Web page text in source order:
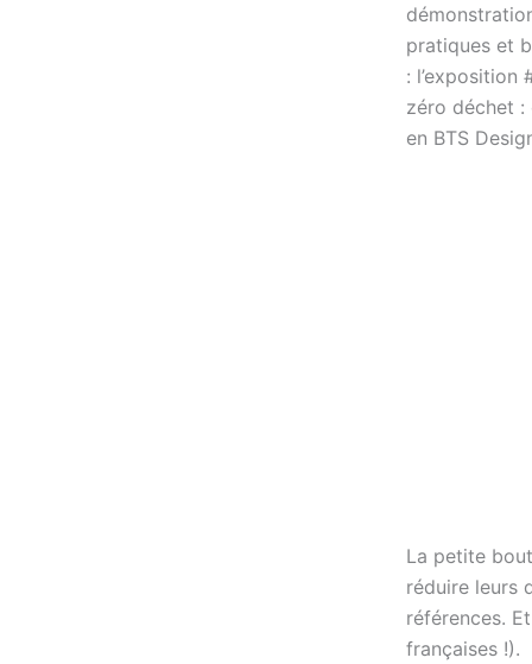
pratiques et
: l’exposition
zéro déchet :
en BTS
La petite
réduire leurs
références.
françaises !).